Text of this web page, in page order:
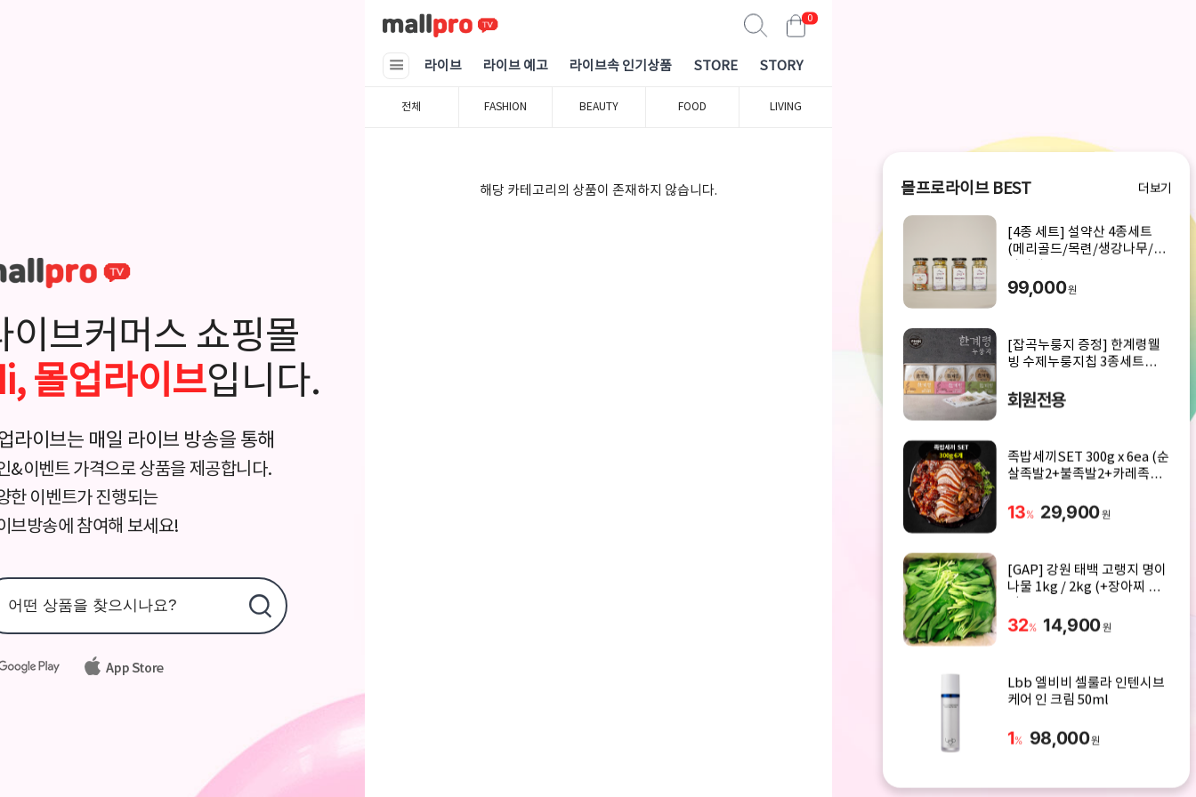
0
라이브 라이브 예고 라이브속 인기상품 STORE STORY
전체 FASHION BEAUTY FOOD LIVING
해당 카테고리의 상품이 존재하지 않습니다. 몰프로라이브 BEST 더보기
[4종 세트] 설약산 4종세트
(메리골드/목련/생강나무/아
99,000원
[잡곡누룽지 증정] 한계령웰
빙 수제누룽지칩 3종세트
회원전용
족밥세끼SET 300g x 6ea (순
살족발2+불족발2+카레족발
13% 29,900원
[GAP] 강원 태백 고랭지 명이
나물 1kg / 2kg (+장아찌 절
32% 14,900원
Lbb 엘비비 셀룰라 인텐시브
케어 인 크림 50ml
1% 98,000원
이브커머스 쇼핑몰
몰업라이브입니다.
라이브는 매일 라이브 방송을 통해
&이벤트 가격으로 상품을 제공합니다.
한 이벤트가 진행되는
브방송에 참여해 보세요!